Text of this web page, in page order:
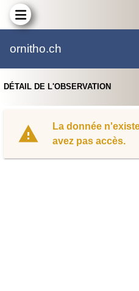
ornitho.ch
DÉTAIL DE L'OBSERVATION
La donnée
avez pas accès.